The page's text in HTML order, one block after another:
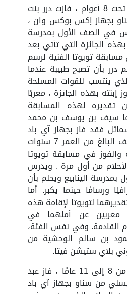
ففي الفئة العمرية تحت 8 أعوام ، فازت درر بنت
بجهاز إكس بوكس وان ،
في الصف الأول بمدرسة
الجائزة التي تأتي بعد
تويوتا الفنية لرسم
درر بأن تصبح طبيبة عندما
ينتسب للقوات المسلحة
بهذه الجائزة ، معربًا
لهذه المسابقة
أما سيف بن يوسف بن محمد
فقد فاز بجهاز آي باد
ميني ثري ، وعبّر سيف البالغ من العمر 7 سنوات
والفوز في مسابقة تويوتا
من أول مرة . ويدرس
الينابيع ويحلم بأن
ورسامًا حينما يكبر. أما
لتويوتا لإقامة هذه
معربين عن أملهما في
القادمة. وفي نفس الفئة،
بن سالم الوحشية من
بلاي ستيشن فيتا.
وفي الفئة العمرية من 8 إلى 11 عامًا ، فاز عبد
من سناو بجهاز آي باد